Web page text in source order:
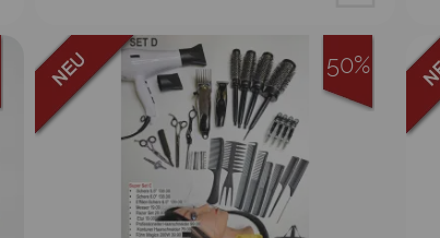
50%